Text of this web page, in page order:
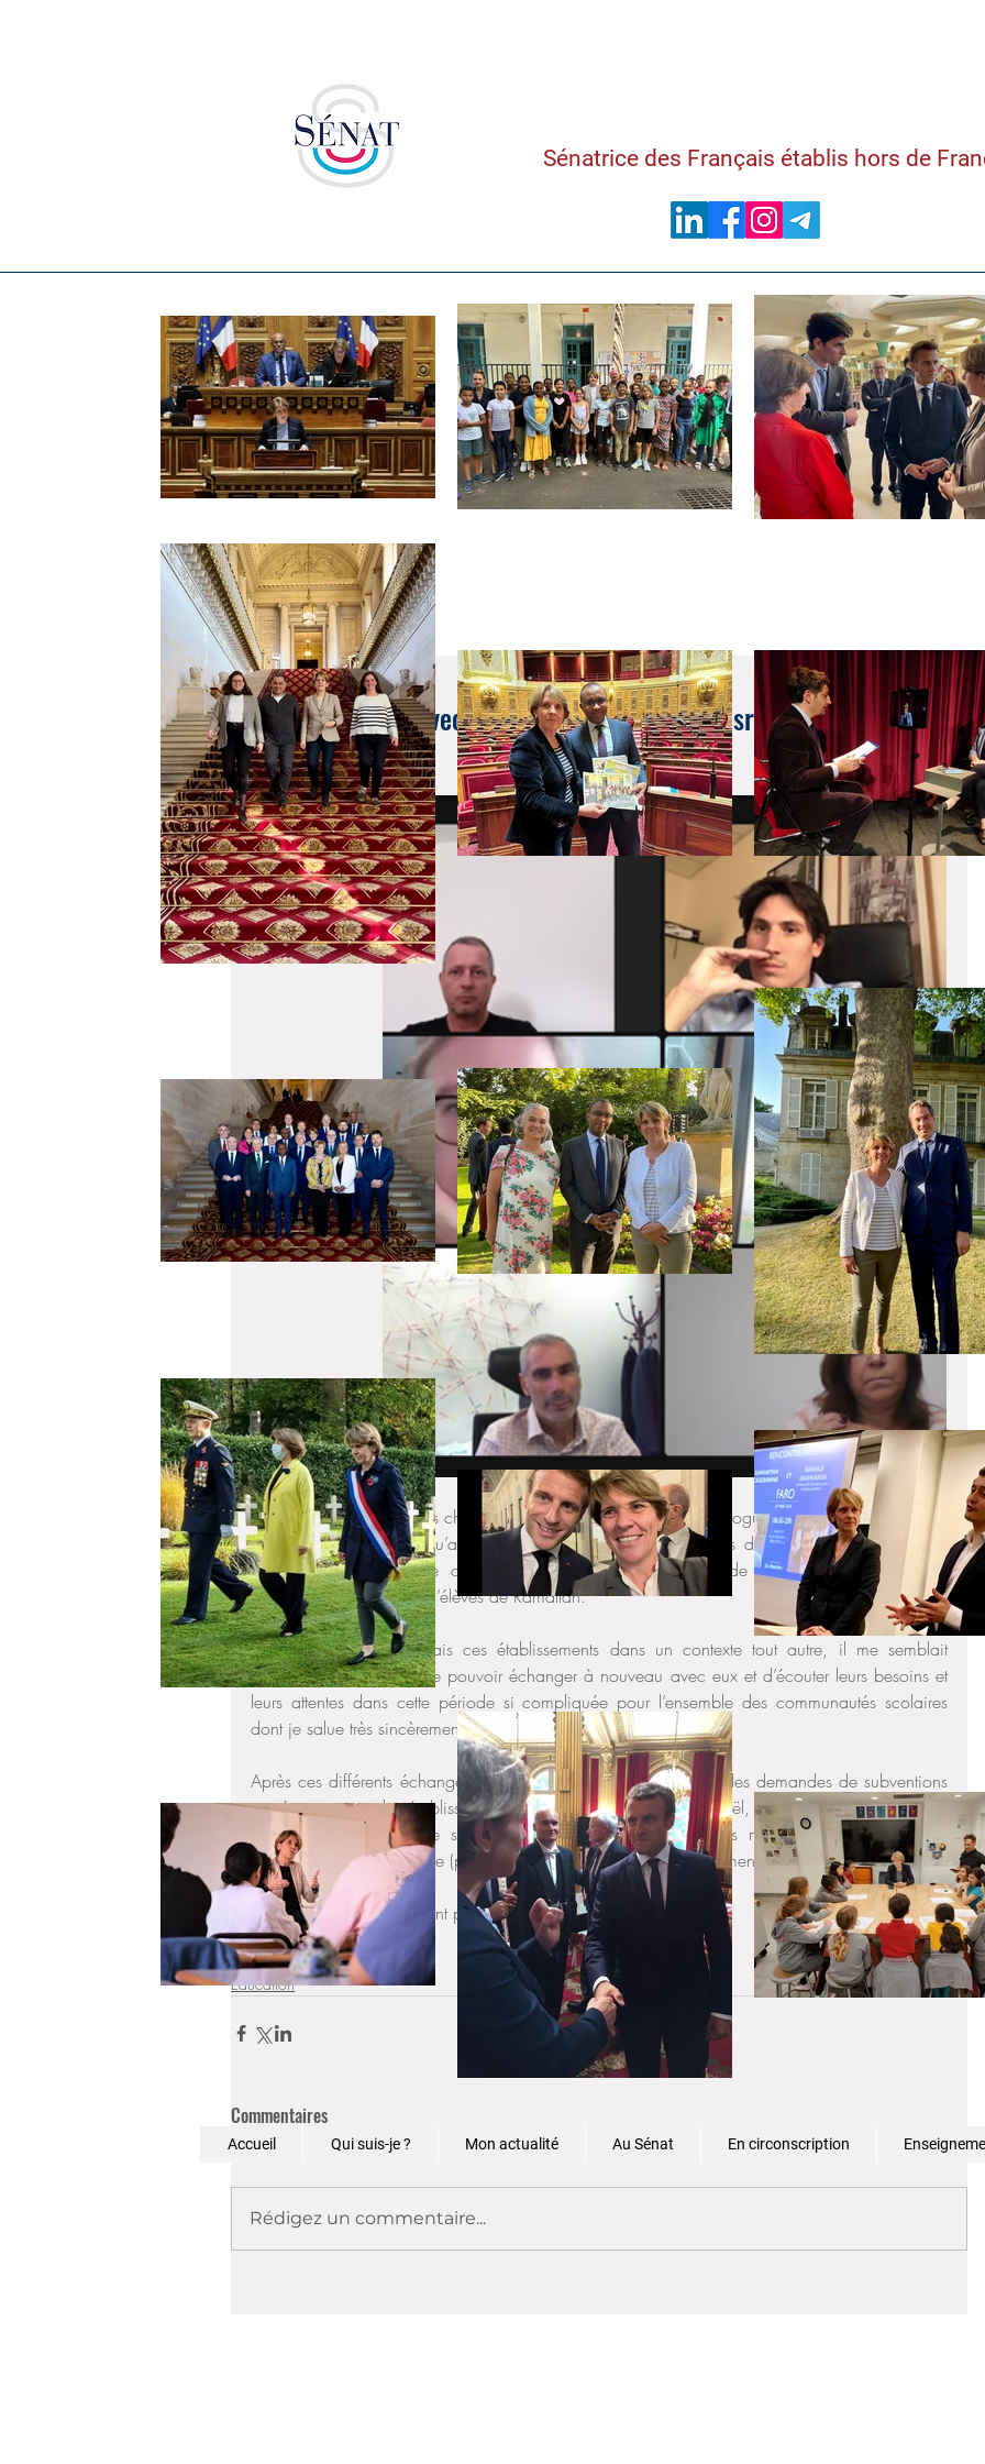
Sénatrice des Français établis hors de
Visioconférences avec le réseau homologué en Israël, à Jérusalem et à
Ramallah
6 nov. 2023
Visioconférences avec les chefs d’établissements du réseau homologué en Israël, à Jérusalem et
à Ramallah de même qu’avec les consuls généraux, conseillers de coopération et d’action
culturelle et attachés de coopération éducative des postes de Tel Aviv et Jérusalem et
l’association de parents d’élèves de Ramallah.
En mars 2022, je visitais ces établissements dans un contexte tout autre, il me semblait
nécessaire aujourd’hui de pouvoir échanger à nouveau avec eux et d’écouter leurs besoins et
leurs attentes dans cette période si compliquée pour l’ensemble des communautés scolaires
dont je salue très sincèrement le courage et l’engagement.
Après ces différents échanges, je soutiendrai sans réserve toutes les demandes de subventions
qui émaneraient des établissements du réseau homologué en Israël, à Jérusalem et à Ramallah
en terme notamment de sécurité (pour le financement d’abris mobiles par exemple) ou
d’équipement informatique (pour permettre le recours à l’enseignement à distance).
Ces établissements méritent plus que jamais notre soutien.
Circonscription
Actualités
Education
Commentaires
Rédigez un commentaire...
Accueil Qui suis-je ? Mon actualité Au Sénat En circonscription